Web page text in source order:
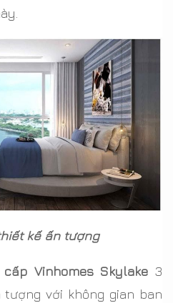
kế ấn tượng
Vinhomes Skylake 3
với không gian ban